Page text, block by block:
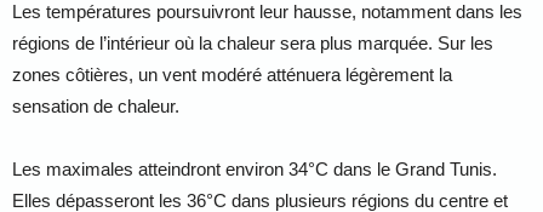
Les températures poursuivront leur hausse, notamment dans les
régions de l’intérieur où la chaleur sera plus marquée. Sur les
zones côtières, un vent modéré atténuera légèrement la
sensation de chaleur.
Les maximales atteindront environ 34°C dans le Grand Tunis.
Elles dépasseront les 36°C dans plusieurs régions du centre et